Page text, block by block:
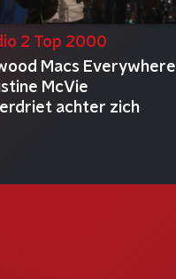
2 Top 2000
Macs Everywhere
McVie
achter zich